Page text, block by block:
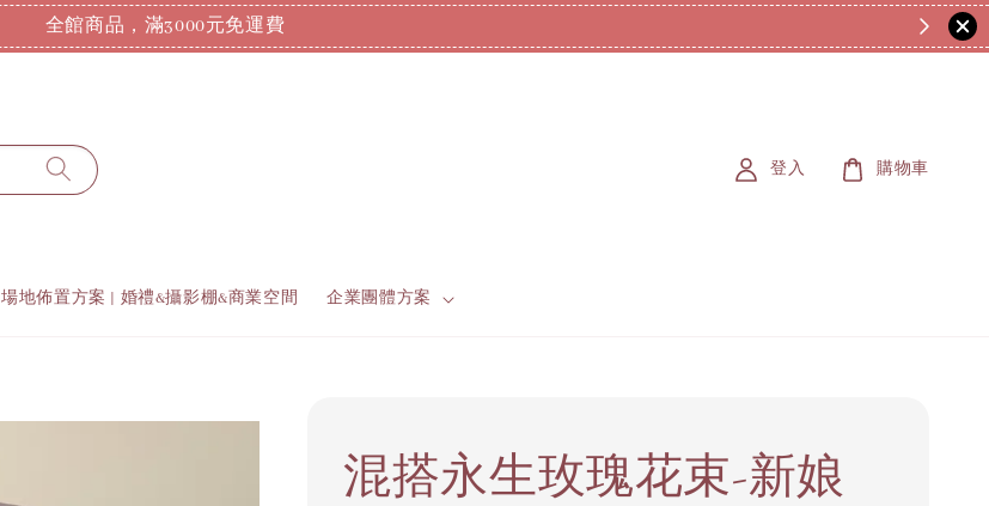
全館商品，滿3000元免運費
場地佈置方案 | 婚禮&攝影棚&商業空間 企業團體方案
登入 購物車
混搭永生玫瑰花束-新娘